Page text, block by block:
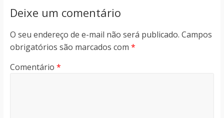
Deixe um comentário
O seu endereço de e-mail não será publicado. Campos
obrigatórios são marcados com *
Comentário *